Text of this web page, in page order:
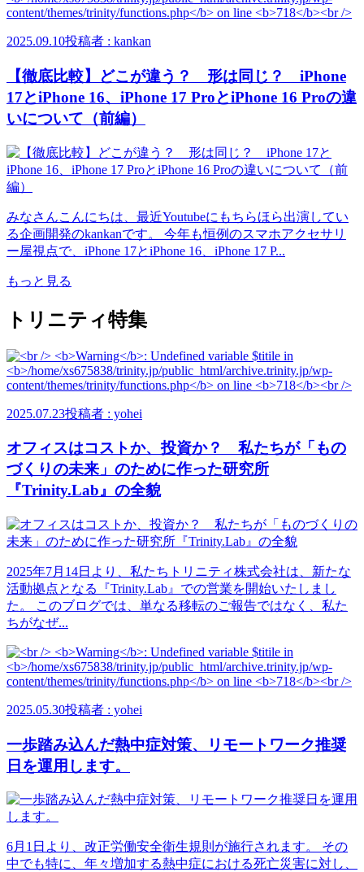
2025.09.10投稿者 : kankan
【徹底比較】どこが違う？ 形は同じ？ iPhone
17とiPhone 16、iPhone 17 ProとiPhone 16 Proの違
いについて（前編）
みなさんこんにちは、最近Youtubeにもちらほら出演してい
る企画開発のkankanです。 今年も恒例のスマホアクセサリ
ー屋視点で、iPhone 17とiPhone 16、iPhone 17 P...
もっと見る
トリニティ特集
2025.07.23投稿者 : yohei
オフィスはコストか、投資か？ 私たちが「もの
づくりの未来」のために作った研究所
『Trinity.Lab』の全貌
2025年7月14日より、私たちトリニティ株式会社は、新たな
活動拠点となる『Trinity.Lab』での営業を開始いたしまし
た。 このブログでは、単なる移転のご報告ではなく、私た
ちがなぜ...
2025.05.30投稿者 : yohei
一歩踏み込んだ熱中症対策、リモートワーク推奨
日を運用します。
6月1日より、改正労働安全衛生規則が施行されます。 その
中でも特に、年々増加する熱中症における死亡災害に対し、